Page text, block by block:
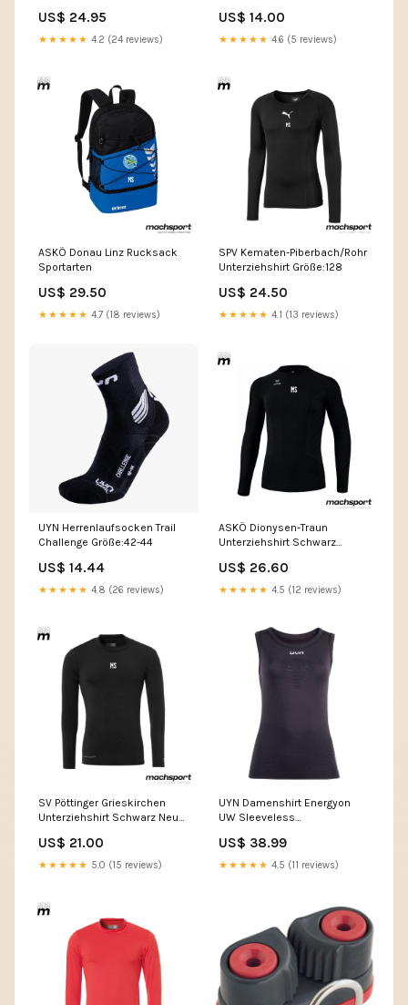
US$ 24.95
★★★★★ 4.2 (24 reviews)
US$ 14.00
★★★★★ 4.6 (5 reviews)
ASKÖ Donau Linz Rucksack
Sportarten
US$ 29.50
★★★★★ 4.7 (18 reviews)
SPV Kematen-Piberbach/Rohr
Unterziehshirt Größe:128
US$ 24.50
★★★★★ 4.1 (13 reviews)
UYN Herrenlaufsocken Trail
Challenge Größe:42-44
US$ 14.44
★★★★★ 4.8 (26 reviews)
ASKÖ Dionysen-Traun
Unterziehshirt Schwarz
US$ 26.60
★★★★★ 4.5 (12 reviews)
SV Pöttinger Grieskirchen
Unterziehshirt Schwarz Neu
US$ 21.00
★★★★★ 5.0 (15 reviews)
UYN Damenshirt Energyon
UW Sleeveless
US$ 38.99
★★★★★ 4.5 (11 reviews)